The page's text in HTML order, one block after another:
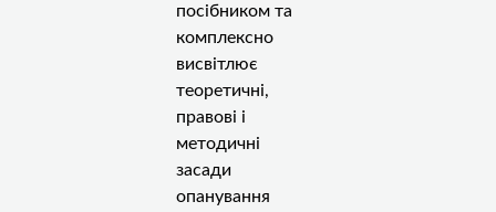
посібником та
комплексно
висвітлює
теоретичні,
правові і
методичні
засади
опанування